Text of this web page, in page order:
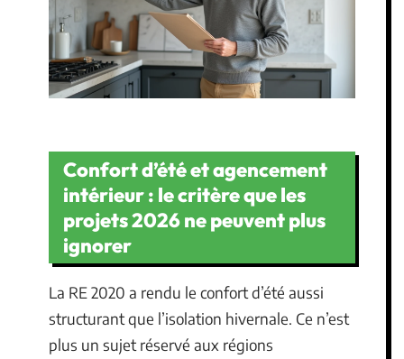
Confort d’été et agencement
intérieur : le critère que les
projets 2026 ne peuvent plus
ignorer
La RE 2020 a rendu le confort d’été aussi
structurant que l’isolation hivernale. Ce n’est
plus un sujet réservé aux régions